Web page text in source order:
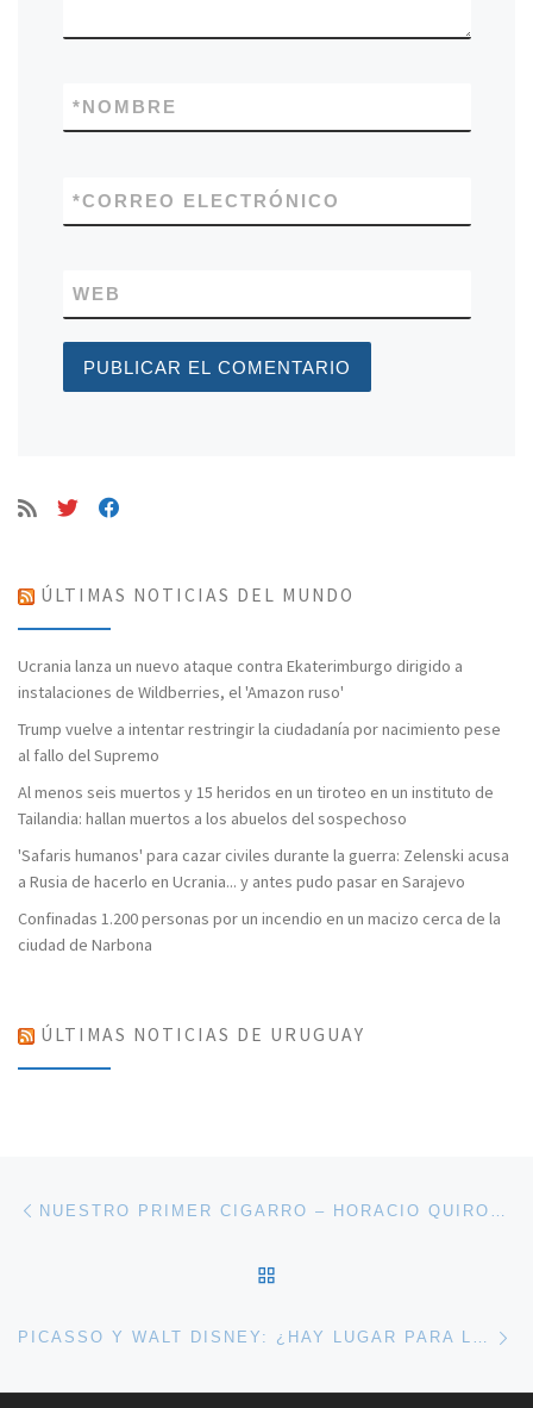
NOMBRE
*
CORREO ELECTRÓNICO
*
WEB
ÚLTIMAS NOTICIAS DEL MUNDO
Ucrania lanza un nuevo ataque contra Ekaterimburgo dirigido a
instalaciones de Wildberries, el 'Amazon ruso'
Trump vuelve a intentar restringir la ciudadanía por nacimiento pese
al fallo del Supremo
Al menos seis muertos y 15 heridos en un tiroteo en un instituto de
Tailandia: hallan muertos a los abuelos del sospechoso
'Safaris humanos' para cazar civiles durante la guerra: Zelenski acusa
a Rusia de hacerlo en Ucrania... y antes pudo pasar en Sarajevo
Confinadas 1.200 personas por un incendio en un macizo cerca de la
ciudad de Narbona
ÚLTIMAS NOTICIAS DE URUGUAY
Navegación de entradas
PICASSO Y WALT DISNEY: ¿HAY LUGAR PARA LA NATURALEZA EN EL MUNDO MODERNO?